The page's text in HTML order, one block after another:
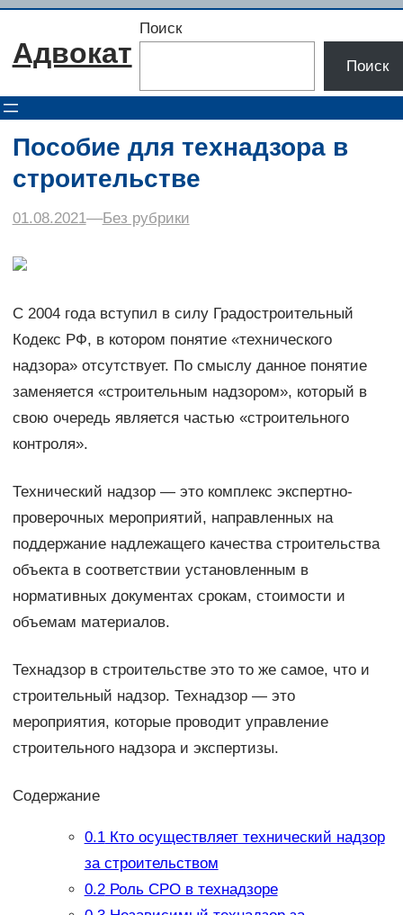
Перейти
содержимому
Адвокат
Поиск
Поиск
Пособие для технадзора в
строительстве
01.08.2021––Без рубрики
С 2004 года вступил в силу Градостроительный
Кодекс РФ, в котором понятие «технического
надзора» отсутствует. По смыслу данное понятие
заменяется «строительным надзором», который в
свою очередь является частью «строительного
контроля».
Технический надзор — это комплекс экспертно-
проверочных мероприятий, направленных на
поддержание надлежащего качества строительства
объекта в соответствии установленным в
нормативных документах срокам, стоимости и
объемам материалов.
Технадзор в строительстве это то же самое, что и
строительный надзор. Технадзор — это
мероприятия, которые проводит управление
строительного надзора и экспертизы.
Содержание
0.1Кто осуществляет технический надзор
за строительством
0.2Роль СРО в технадзоре